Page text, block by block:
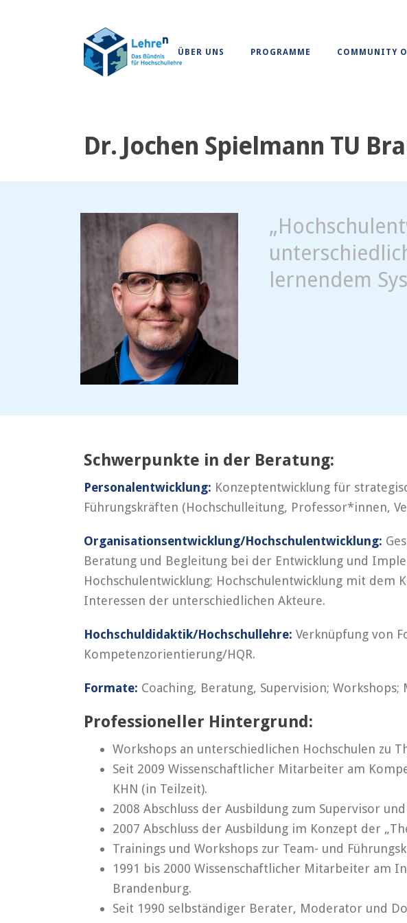
ÜBER UNS PROGRAMME COMMUNITY
Dr. Jochen Spielmann TU
lernendem
Schwerpunkte in der Beratung:
Personalentwicklung: Konzeptentwicklung für
Führungskräften (Hochschulleitung, Professor*innen,
Organisationsentwicklung/Hochschulentwicklung:
Beratung und Begleitung bei der Entwicklung und
Hochschulentwicklung; Hochschulentwicklung mit
Interessen der unterschiedlichen Akteure.
Hochschuldidaktik/Hochschullehre: Verknüpfung von
Kompetenzorientierung/HQR.
Formate: Coaching, Beratung, Supervision;
Professioneller Hintergrund:
Workshops an unterschiedlichen Hochschulen zu
Seit 2009 Wissenschaftlicher Mitarbeiter am
KHN (in Teilzeit).
2008 Abschluss der Ausbildung zum Supervisor
2007 Abschluss der Ausbildung im Konzept der
Trainings und Workshops zur Team- und
1991 bis 2000 Wissenschaftlicher Mitarbeiter am
Brandenburg.
Seit 1990 selbständiger Berater, Moderator und